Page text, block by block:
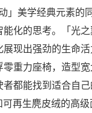
」美学经典元素的
能化的思考。「光
现出强劲的生命
重力座椅，造型
都能找到适合自
再生麂皮绒的高